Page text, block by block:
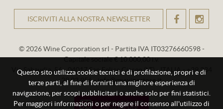
Questo sito utilizza cookie tecnici e di profilazione, propri e di
terze parti, al fine di fornirti una migliore esperienza di
navigazione, per scopi pubblicitari o anche solo per fini statistici.
Per maggiori informazioni o per negare il consenso all'utilizzo di
ISCRIVITI ALLA NOSTRA NEWSLETTEROK
© 2026 Wine Corporation srl - Partita IVA IT03276660598 -
Capitale sociale € 10.000,00 i.v.
Via Sabaudia, 56 - 04017 San Felice Circeo (LT) - ITALIA - +39 334
29 93 956 - info@mywinestore.it